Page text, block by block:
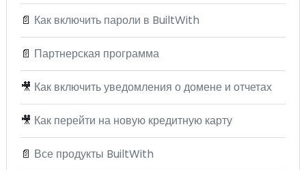
📄 Как включить пароли в BuiltWith
📄 Партнерская программа
🎥 Как включить уведомления о домене и отчетах
🎥 Как перейти на новую кредитную карту
📄 Все продукты BuiltWith